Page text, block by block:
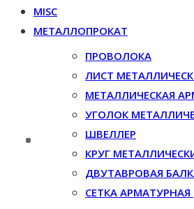
MISC
МЕТАЛЛОПРОКАТ
ПРОВОЛОКА
ЛИСТ
МЕТАЛЛИЧЕСКАЯ
УГОЛОК
ШВЕЛЛЕР
КРУГ
ДВУТАВРОВАЯ
СЕТКА АРМАТУРНАЯ